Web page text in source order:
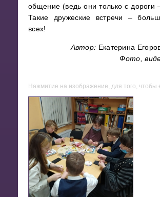
общение (ведь они только с дороги
Такие дружеские встречи –
всех!
Автор: Екатерина
Фото,